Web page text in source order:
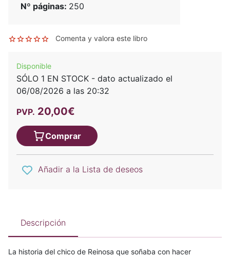
Nº páginas: 250
Comenta y valora este libro
Disponible
SÓLO 1 EN STOCK - dato actualizado el
06/08/2026 a las 20:32
PVP. 20,00€
Comprar
Añadir a la Lista de deseos
Descripción
La historia del chico de Reinosa que soñaba con hacer